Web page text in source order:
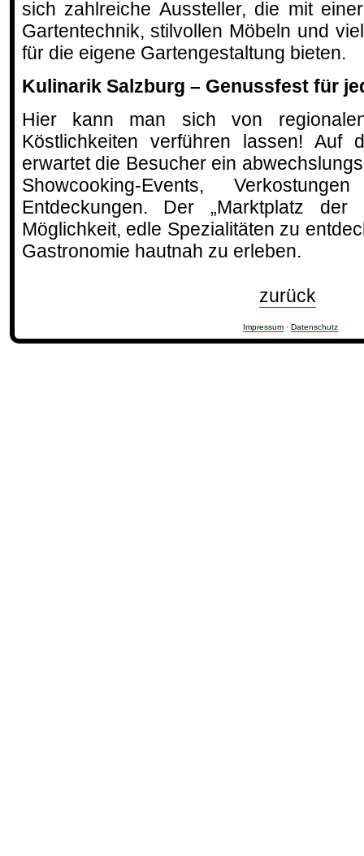
sich zahlreiche Aussteller, die mit
Gartentechnik, stilvollen Möbeln und
für die eigene Gartengestaltung bieten.
Kulinarik Salzburg – Genussfest für
Hier kann man sich von
Köstlichkeiten verführen lassen! Auf
erwartet die Besucher ein
Showcooking-Events,
Entdeckungen. Der „Marktplatz der
Möglichkeit, edle Spezialitäten zu
Gastronomie hautnah zu erleben.
zurück
Impressum · Datenschutz